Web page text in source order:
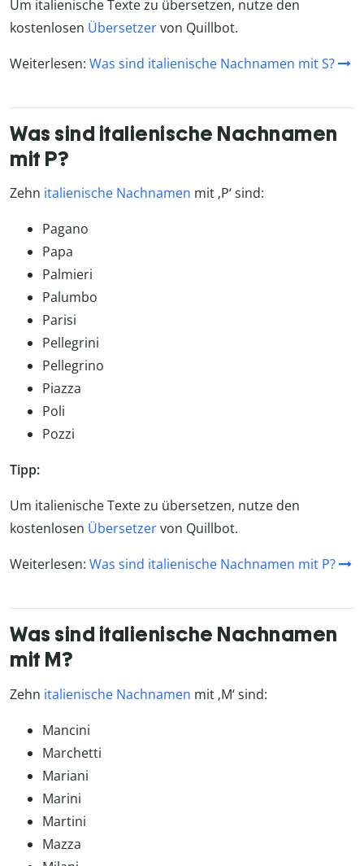
Um italienische Texte zu übersetzen, nutze den
kostenlosen Übersetzervon Quillbot.
Weiterlesen: Was sind italienische Nachnamen mit S?
Was sind italienische Nachnamen
mit P?
Zehn italienische Nachnamen mit ‚P‘ sind:
Pagano
Papa
Palmieri
Palumbo
Parisi
Pellegrini
Pellegrino
Piazza
Poli
Pozzi
Tipp:
Um italienische Texte zu übersetzen, nutze den
kostenlosen Übersetzervon Quillbot.
Weiterlesen: Was sind italienische Nachnamen mit P?
Was sind italienische Nachnamen
mit M?
Zehn italienische Nachnamen mit ‚M‘ sind:
Mancini
Marchetti
Mariani
Marini
Martini
Mazza